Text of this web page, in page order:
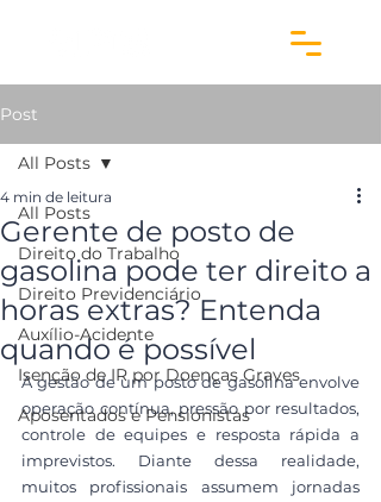
Post
All Posts
Direito do Trabalho
Direito Previdenciário
Auxílio-Acidente
Isenção de IR por Doenças Graves
Aposentados e Pensionistas
All Posts
Gerente de posto de
gasolina pode ter direito a
horas extras? Entenda
quando é possível
4 min de leitura
A gestão de um posto de gasolina envolve
operação contínua, pressão por resultados,
controle de equipes e resposta rápida a
imprevistos. Diante dessa realidade,
muitos profissionais assumem jornadas